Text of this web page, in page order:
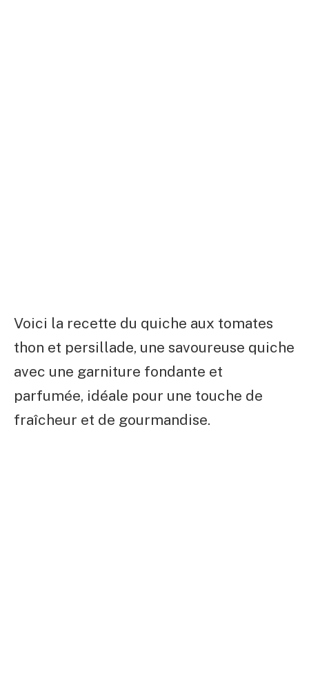
Voici la recette du quiche aux tomates
thon et persillade, une savoureuse quiche
avec une garniture fondante et
parfumée, idéale pour une touche de
fraîcheur et de gourmandise.